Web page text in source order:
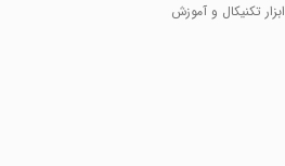
ابزار تکنیکال و آموزش